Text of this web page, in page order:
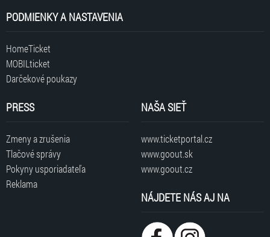
PODMIENKY A NASTAVENIA
HomeTicket
MOBILticket
Darčekové poukazy
PRESS
Zmeny a zrušenia
Tlačové správy
Pokyny usporiadateľa
Reklama
NAŠA SIEŤ
www.ticketportal.cz
www.goout.sk
www.goout.cz
NÁJDETE NÁS AJ NA